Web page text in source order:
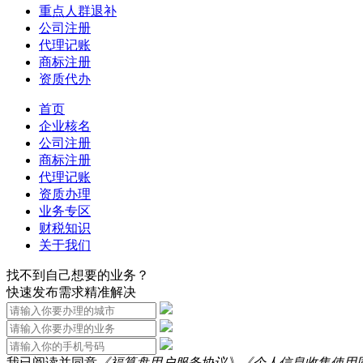
重点人群退补
公司注册
代理记账
商标注册
资质代办
首页
企业核名
公司注册
商标注册
代理记账
资质办理
业务专区
财税知识
关于我们
找不到自己想要的业务？
快速发布需求精准解决